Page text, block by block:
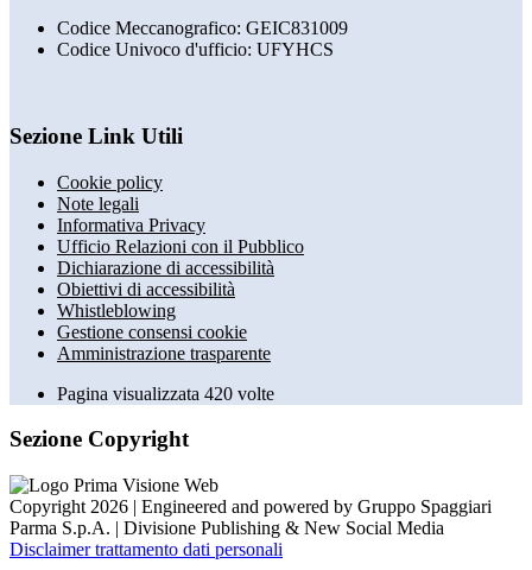
Codice Meccanografico: GEIC831009
Codice Univoco d'ufficio: UFYHCS
Sezione Link Utili
Cookie policy
Note legali
Informativa Privacy
Ufficio Relazioni con il Pubblico
Dichiarazione di accessibilità
Obiettivi di accessibilità
Whistleblowing
Gestione consensi cookie
Amministrazione trasparente
Pagina visualizzata 420 volte
Sezione Copyright
Copyright 2026 | Engineered and powered by Gruppo Spaggiari
Parma S.p.A. | Divisione Publishing & New Social Media
Disclaimer trattamento dati personali